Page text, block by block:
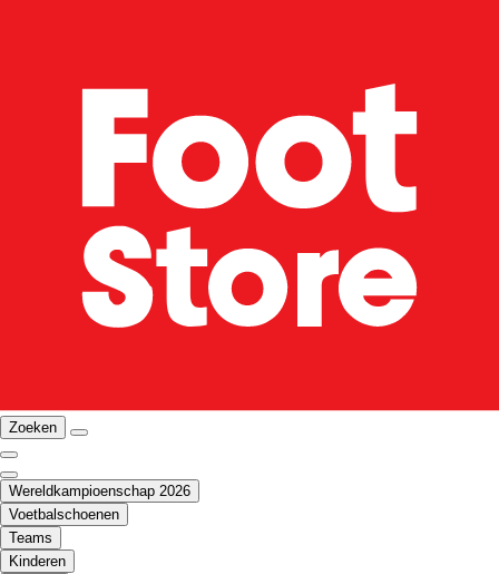
Zoeken
Wereldkampioenschap 2026
Voetbalschoenen
Teams
Kinderen